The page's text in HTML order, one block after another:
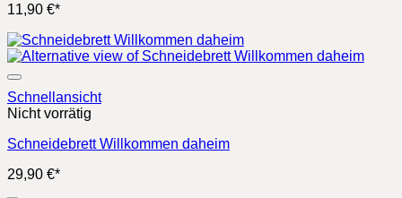
11,90 €*
Schnellansicht
Nicht vorrätig
Schneidebrett Willkommen daheim
29,90 €*